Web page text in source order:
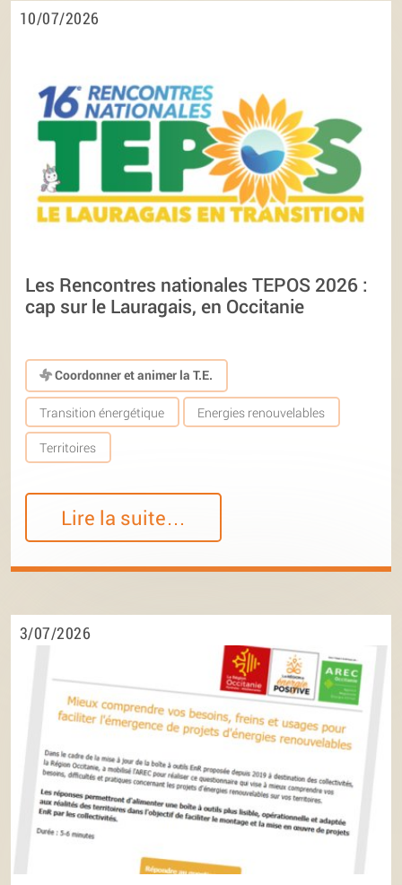
10/07/2026
Les Rencontres nationales TEPOS 2026 :
cap sur le Lauragais, en Occitanie
Coordonner et animer la T.E.
Transition énergétique Energies renouvelables
Territoires
Lire la suite…
3/07/2026